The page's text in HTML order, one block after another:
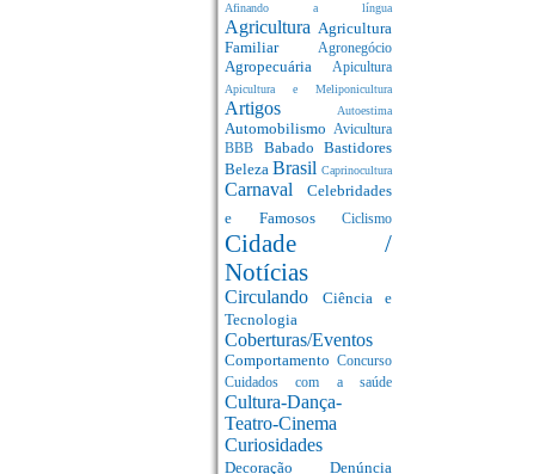
Afinando a língua
Agricultura Agricultura
Familiar Agronegócio
Agropecuária Apicultura
Apicultura e Meliponicultura
Artigos Autoestima
Automobilismo Avicultura
BBB Babado Bastidores
Beleza Brasil Caprinocultura
Carnaval Celebridades
e Famosos Ciclismo
Cidade /
Notícias
Circulando Ciência e
Tecnologia
Coberturas/Eventos
Comportamento Concurso
Cuidados com a saúde
Cultura-Dança-
Teatro-Cinema
Curiosidades
Decoração Denúncia